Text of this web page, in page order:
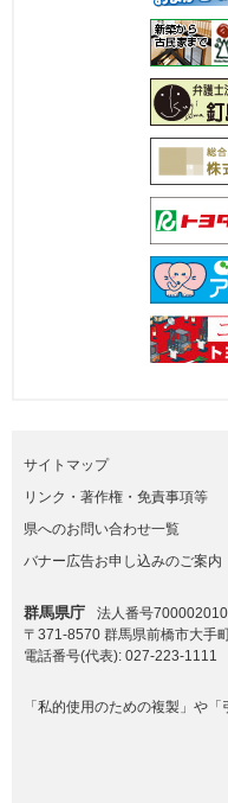
サイトマップ
リンク・著作権・免責事項等
県へのお問い合わせ一覧
バナー広告お申し込みのご案内
群馬県庁
法人番号
〒371-8570 群馬県前橋市大手
電話番号(代表): 027-223-1111
「私的使用のための複製」や